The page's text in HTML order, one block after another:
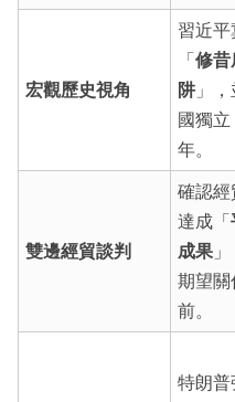
宏觀歷史視角
習近平
「 修昔
阱」，
國獨立
年。
雙邊經貿談判
確認經
達成「
成果」
期望關
前。
特朗普